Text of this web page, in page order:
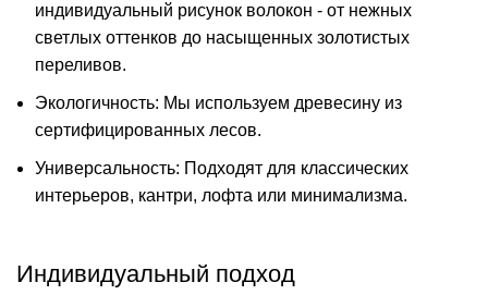
индивидуальный рисунок волокон - от нежных
светлых оттенков до насыщенных золотистых
переливов.
Экологичность: Мы используем древесину из
сертифицированных лесов.
Универсальность: Подходят для классических
интерьеров, кантри, лофта или минимализма.
Индивидуальный подход